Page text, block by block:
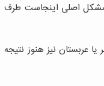
مشکل اصلی اینجاست طرف
عربستان نیز هنوز نتیجه